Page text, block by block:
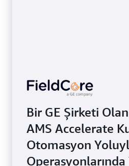
Bir GE Şirketi
AMS Accelerate
Otomasyon